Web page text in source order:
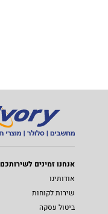
אנחנו זמינים לשירותכם
אודותינו
שירות לקוחות
ביטול עסקה